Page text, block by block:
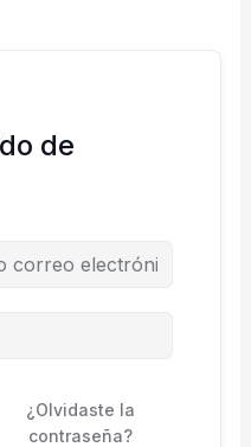
de
¿Olvidaste la
contraseña?